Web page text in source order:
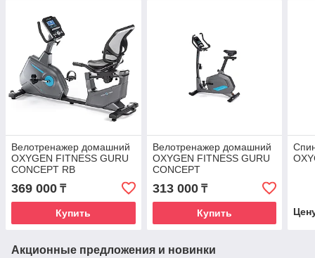
Велотренажер домашний
OXYGEN FITNESS GURU
CONCEPT RB
369 000 ₸
Купить
Велотренажер домашний
OXYGEN FITNESS GURU
CONCEPT
313 000₸
Купить
Акционные предложения и новинки